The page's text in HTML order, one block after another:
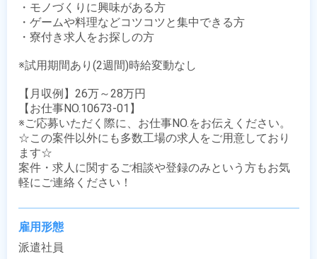
・モノづくりに興味がある方
・ゲームや料理などコツコツと集中できる方
・寮付き求人をお探しの方
※試用期間あり(2週間)時給変動なし
【月収例】26万～28万円
【お仕事NO.10673-01】
※ご応募いただく際に、お仕事NO.をお伝えください。
☆この案件以外にも多数工場の求人をご用意しており
ます☆
案件・求人に関するご相談や登録のみという方もお気
軽にご連絡ください！
雇用形態
派遣社員